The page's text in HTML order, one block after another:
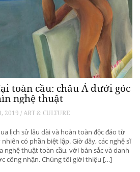
toàn cầu: châu Á dưới góc
nghệ thuật
2019 / ART & CULTURE
lịch sử lâu dài và hoàn toàn độc đáo từ
có phần biệt lập. Giờ đây, các nghệ sĩ
nghệ thuật toàn cầu, với bản sắc và danh
công nhận. Chúng tôi giới thiệu […]